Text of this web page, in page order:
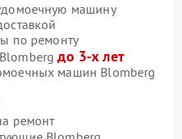
машину
по ремонту
до 3-х лет
машин Blomberg
ремонт